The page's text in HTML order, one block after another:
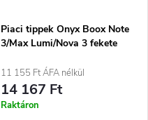
Piaci tippek Onyx Boox Note
3/Max Lumi/Nova 3 fekete
11 155 Ft ÁFA nélkül
14 167 Ft
Raktáron